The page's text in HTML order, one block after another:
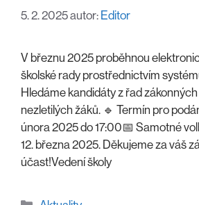
5. 2. 2025autor: Editor
V březnu 2025 proběhnou
školské rady prostřednictvím
Hledáme kandidáty z řad
nezletilých žáků. 🔹 Termín pro
února 2025 do 17:00📅 Samotné
12. března 2025. Děkujeme za váš
účast!Vedení školy